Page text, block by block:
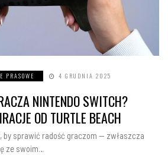
PRASOWE 4 GRUDNIA 2025
NINTENDO SWITCH?
OD TURTLE BEACH
by sprawić radość graczom — zwłaszcza
ze swoim…